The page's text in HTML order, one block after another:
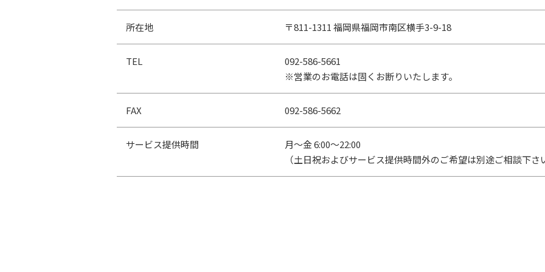
所在地 〒811-1311 福岡県福岡市南区横手3-9-18
TEL
092-586-5661
※営業のお電話は固くお断りいたします。
FAX 092-586-5662
サービス提供時間
月～金 6:00～22:00
（土日祝およびサービス提供時間外のご希望は別途ご相談下さ